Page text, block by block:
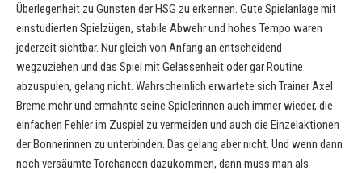
Überlegenheit zu Gunsten der HSG zu erkennen. Gute Spielanlage mit
einstudierten Spielzügen, stabile Abwehr und hohes Tempo waren
jederzeit sichtbar. Nur gleich von Anfang an entscheidend
wegzuziehen und das Spiel mit Gelassenheit oder gar Routine
abzuspulen, gelang nicht. Wahrscheinlich erwartete sich Trainer Axel
Breme mehr und ermahnte seine Spielerinnen auch immer wieder, die
einfachen Fehler im Zuspiel zu vermeiden und auch die Einzelaktionen
der Bonnerinnen zu unterbinden. Das gelang aber nicht. Und wenn dann
noch versäumte Torchancen dazukommen, dann muss man als